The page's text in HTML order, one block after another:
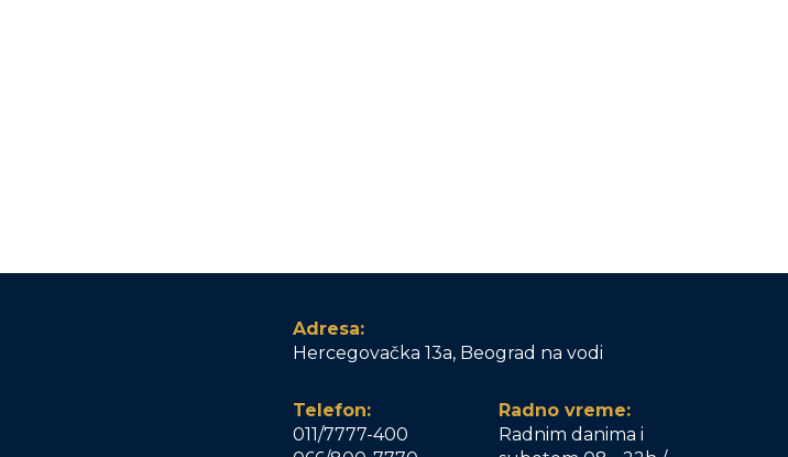
Adresa:
Hercegovačka 13a, Beograd na vodi
Telefon:
011/7777-400
Radno vreme:
Radnim danima i